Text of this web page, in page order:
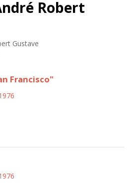
Robert
Gustave
Francisco"